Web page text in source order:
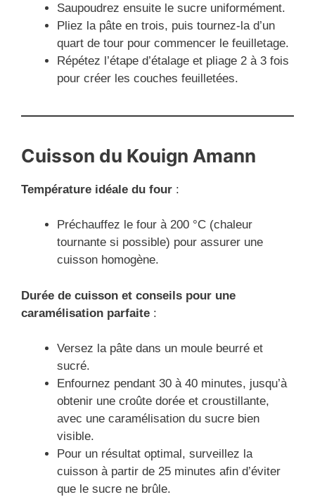
Saupoudrez ensuite le sucre uniformément.
Pliez la pâte en trois, puis tournez-la d’un
quart de tour pour commencer le feuilletage.
Répétez l’étape d’étalage et pliage 2 à 3 fois
pour créer les couches feuilletées.
Cuisson du Kouign Amann
Température idéale du four :
Préchauffez le four à 200 °C (chaleur
tournante si possible) pour assurer une
cuisson homogène.
Durée de cuisson et conseils pour une
caramélisation parfaite :
Versez la pâte dans un moule beurré et
sucré.
Enfournez pendant 30 à 40 minutes, jusqu’à
obtenir une croûte dorée et croustillante,
avec une caramélisation du sucre bien
visible.
Pour un résultat optimal, surveillez la
cuisson à partir de 25 minutes afin d’éviter
que le sucre ne brûle.